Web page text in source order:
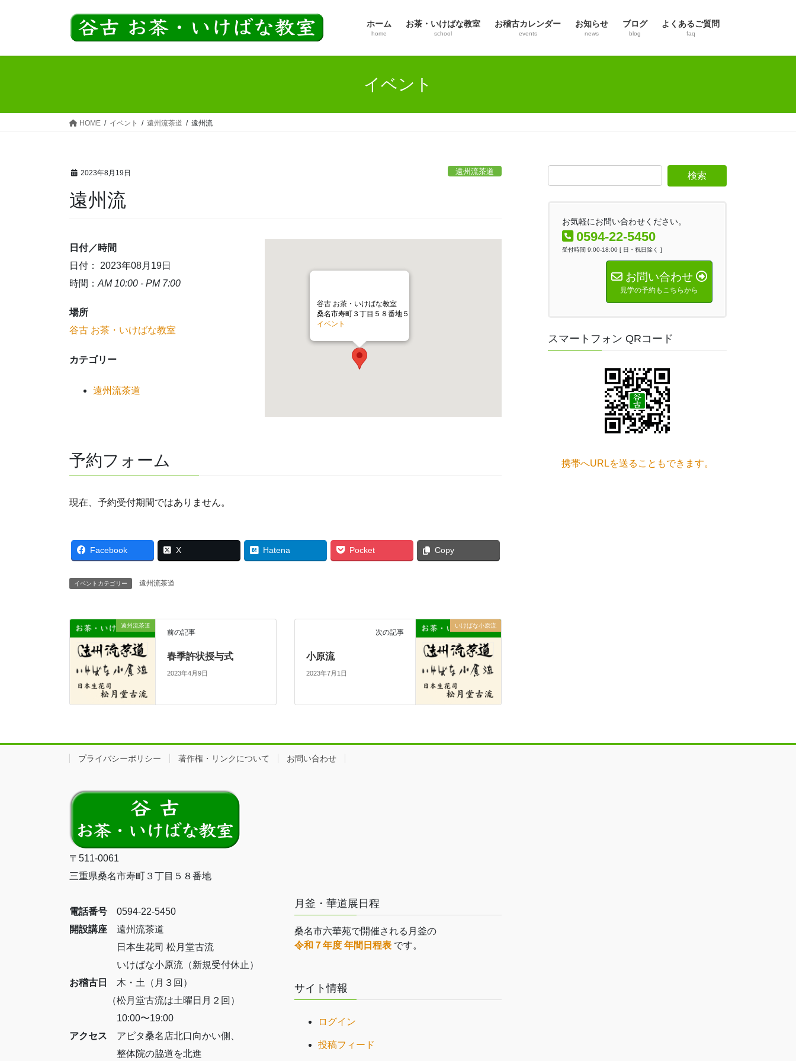
ホーム
home
お茶・いけばな教室
school
お稽古カレンダー
events
お知らせ
news
ブログ
blog
よくあるご質問
faq
イベント
HOME イベント 遠州流茶道 遠州流
2023年8月19日 遠州流茶道
遠州流
谷古 お茶・いけばな教室
桑名市寿町３丁目５８番地５
イベント
日付／時間
日付： 2023年08月19日
時間： AM 10:00 - PM 7:00
場所
谷古 お茶・いけばな教室
カテゴリー
遠州流茶道
予約フォーム
現在、予約受付期間ではありません。
Facebook X Hatena Pocket Copy
イベントカテゴリー 遠州流茶道
遠州流茶道
前の記事
春季許状授与式
2023年4月9日
いけばな小原流
次の記事
小原流
2023年7月1日
お気軽にお問い合わせください。
0594-22-5450
受付時間 9:00-18:00 [ 日・祝日除く ]
お問い合わせ
見学の予約もこちらから
スマートフォン QRコード
携帯へURLを送ることもできます。
プライバシーポリシー 著作権・リンクについて お問い合わせ
〒511-0061
三重県桑名市寿町３丁目５８番地
電話番号 0594-22-5450
開設講座 遠州流茶道
日本生花司 松月堂古流
いけばな小原流（新規受付休止）
お稽古日
木・土（月３回）
（松月堂古流は土曜日月２回）
10:00〜19:00
アクセス アピタ桑名店北口向かい側、
整体院の脇道を北進
月釜・華道展日程
桑名市六華苑で開催される月釜の
令和７年度 年間日程表 です。
サイト情報
ログイン
投稿フィード